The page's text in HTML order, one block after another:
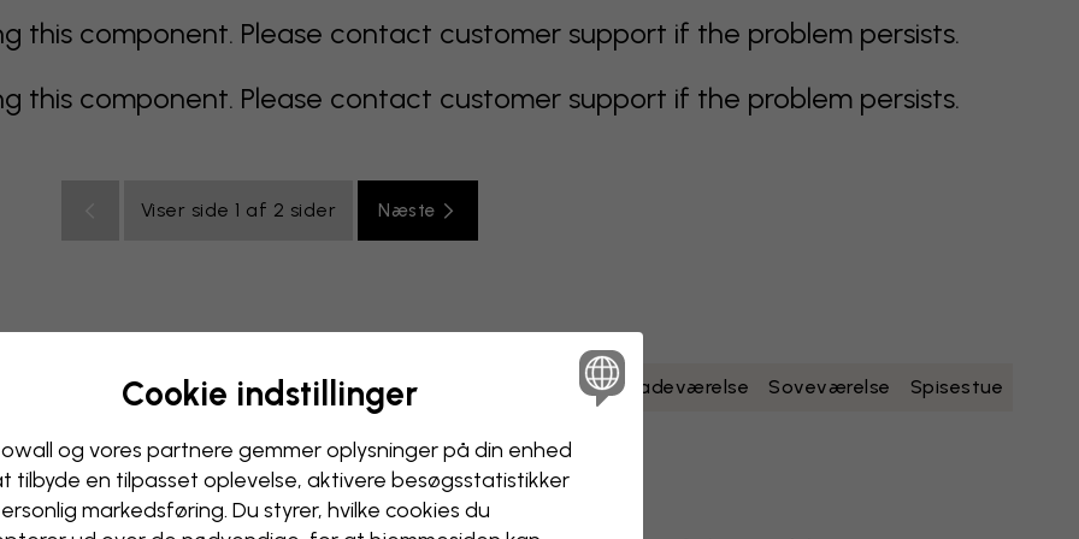
this component. Please contact customer support if the problem persists.
this component. Please contact customer support if the problem persists.
Viser side 1 af 2 sider Næste
Orange lyserødt lilla rødt gult Badeværelse Soveværelse Spisestue
Cookie indstillinger
og vores partnere gemmer oplysninger på din enhed
tilbyde en tilpasset oplevelse, aktivere besøgs­statistikker
markedsføring. Du styrer, hvilke cookies du